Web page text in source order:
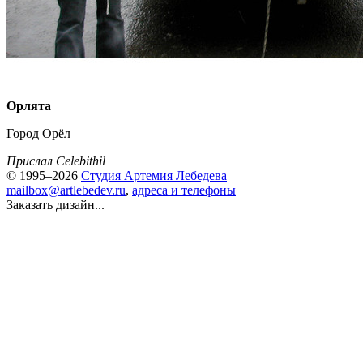
Орлята
Город Орёл
Прислал Celebithil
© 1995–2026 Студия Артемия Лебедева
mailbox@artlebedev.ru, адреса и телефоны
Заказать дизайн...